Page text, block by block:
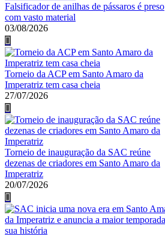
Falsificador de anilhas de pássaros é preso
com vasto material
03/08/2026
Torneio da ACP em Santo Amaro da
Imperatriz tem casa cheia
27/07/2026
Torneio de inauguração da SAC reúne
dezenas de criadores em Santo Amaro da
Imperatriz
20/07/2026